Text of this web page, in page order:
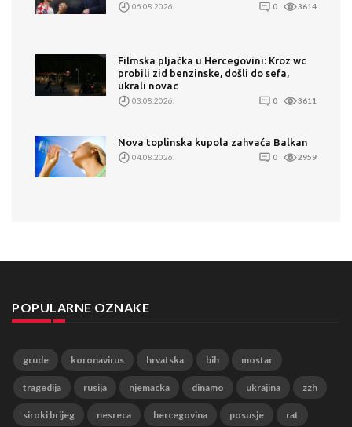
06.08.2026. 0 3614
Filmska pljačka u Hercegovini: Kroz wc
probili zid benzinske, došli do sefa,
ukrali novac
03.08.2026. 0 3611
Nova toplinska kupola zahvaća Balkan
04.08.2026. 0 2959
POPULARNE OZNAKE
grude koronavirus hrvatska bih mostar
tragedija rusija njemacka dinamo ukrajina zzh
siroki brijeg nesreca hercegovina posusje rat